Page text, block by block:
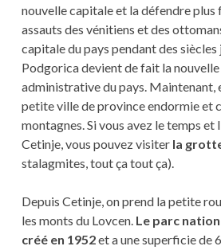
nouvelle capitale et la défendre plus
assauts des vénitiens et des
capitale du pays pendant des siècles
Podgorica devient de fait la
administrative du pays. Maintenant,
petite ville de province endormie et
montagnes. Si vous avez le temps et
Cetinje, vous pouvez visiter la
stalagmites, tout ça tout ça).
Depuis Cetinje, on prend la petite
les monts du Lovcen. Le parc
créé en 1952et a une superficie de